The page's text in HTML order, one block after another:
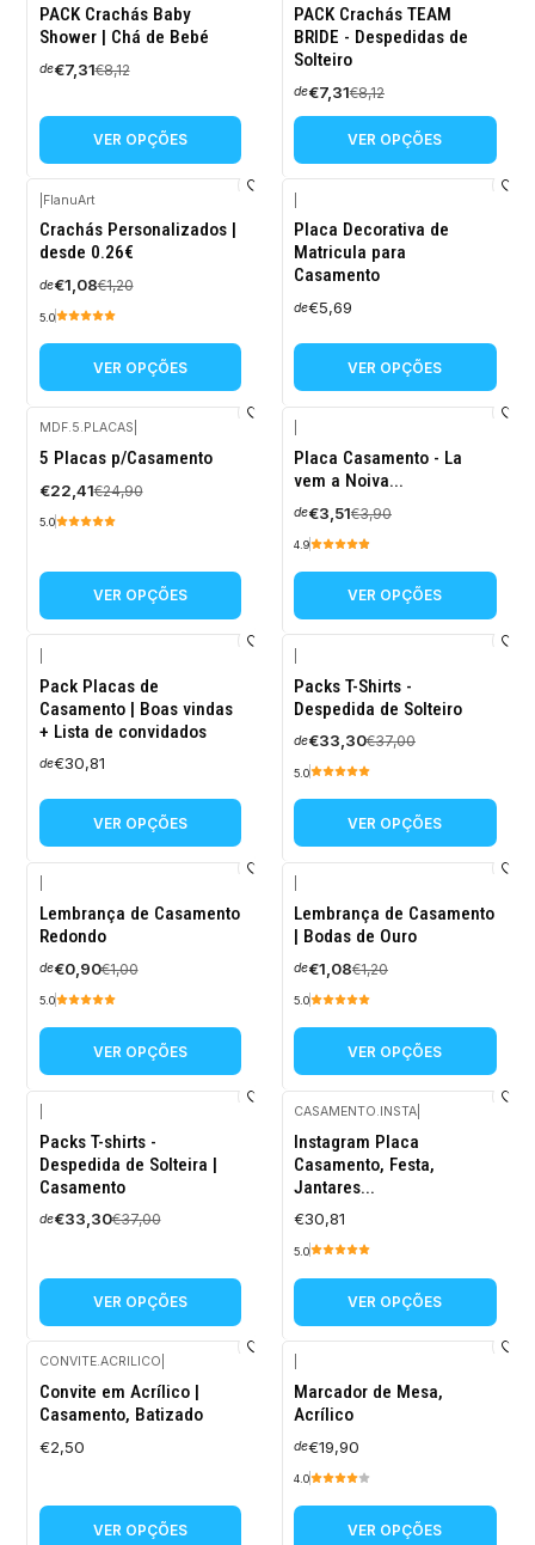
-10%
DESCONTO
PACK Crachás Baby
Shower | Chá de Bebé
de€7,31€8,12
VER OPÇÕES
-10%
DESCONTO
PACK Crachás TEAM
BRIDE - Despedidas de
Solteiro
de€7,31€8,12
VER OPÇÕES
-10%
DESCONTO
FlanuArt
Crachás Personalizados |
desde 0.26€
de€1,08€1,20
5.0
VER OPÇÕES
Placa Decorativa de
Matricula para
Casamento
de€5,69
VER OPÇÕES
-10%
DESCONTO
Não Disponível
MDF.5.PLACAS
5 Placas p/Casamento
€22,41€24,90
5.0
VER OPÇÕES
-10%
DESCONTO
Placa Casamento - La
vem a Noiva...
de€3,51€3,90
4.9
VER OPÇÕES
Pack Placas de
Casamento | Boas vindas
+ Lista de convidados
de€30,81
VER OPÇÕES
-10%
DESCONTO
Packs T-Shirts -
Despedida de Solteiro
de€33,30€37,00
5.0
VER OPÇÕES
-10%
DESCONTO
Lembrança de Casamento
Redondo
de€0,90€1,00
5.0
VER OPÇÕES
-10%
DESCONTO
Lembrança de Casamento
| Bodas de Ouro
de€1,08€1,20
5.0
VER OPÇÕES
-10%
DESCONTO
Packs T-shirts -
Despedida de Solteira |
Casamento
de€33,30€37,00
VER OPÇÕES
CASAMENTO.INSTA
Instagram Placa
Casamento, Festa,
Jantares...
€30,81
5.0
VER OPÇÕES
CONVITE.ACRILICO
Convite em Acrílico |
Casamento, Batizado
€2,50
VER OPÇÕES
Marcador de Mesa,
Acrílico
de€19,90
4.0
VER OPÇÕES